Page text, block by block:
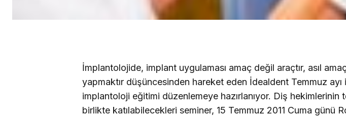
İmplantolojide, implant uygulaması amaç değil araçtır, asıl
yapmaktır düşüncesinden hareket eden İdealdent Temmuz
implantoloji eğitimi düzenlemeye hazırlanıyor. Diş hekimlerinin
birlikte katılabilecekleri seminer, 15 Temmuz 2011 Cuma günü